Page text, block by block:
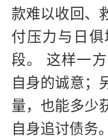
款难以收回、
付压力与日
段。 这样一
自身的诚意；
量，也能多少
自身追讨债务。